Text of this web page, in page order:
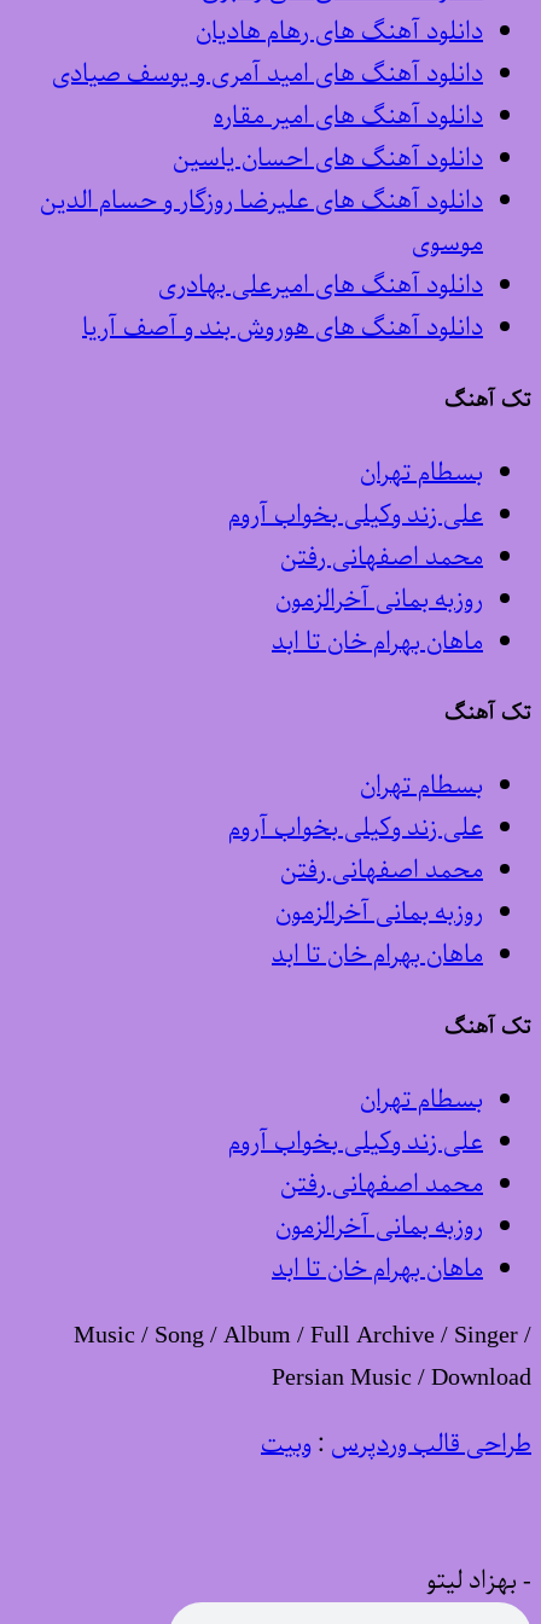
دانلود آهنگ های رهام هادیان
دانلود آهنگ های امید آمری و یوسف صیادی
دانلود آهنگ های امیر مقاره
دانلود آهنگ های احسان یاسین
دانلود آهنگ های علیرضا روزگار و حسام الدین
موسوی
دانلود آهنگ های امیرعلی بهادری
دانلود آهنگ های هوروش بند و آصف آریا
تک آهنگ
بسطام تهران
علی زند وکیلی بخواب آروم
محمد اصفهانی رفتن
روزبه بمانی آخرالزمون
ماهان بهرام خان تا ابد
تک آهنگ
بسطام تهران
علی زند وکیلی بخواب آروم
محمد اصفهانی رفتن
روزبه بمانی آخرالزمون
ماهان بهرام خان تا ابد
تک آهنگ
بسطام تهران
علی زند وکیلی بخواب آروم
محمد اصفهانی رفتن
روزبه بمانی آخرالزمون
ماهان بهرام خان تا ابد
Music / Song / Album / Full Archive / Singer /
Persian Music / Download
طراحی قالب وردپرس :وبیت
-بهزاد لیتو